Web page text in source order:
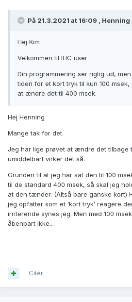
På 21.3.2021 at 16:09 , Henning
Hej Kim
Velkommen til IHC user
Din programmering ser rigtig ud,
tiden for et kort tryk til kun 100
at ændre det til 400 msek.
Hej Henning
Mange tak for det.
Jeg har lige prøvet at ændre det tilbage
umiddelbart virker det så.
Grunden til at jeg har sat den til 100
til de standard 400 msek, så skal jeg
at den tænder. (Altså bare ganske kort)
jeg opfatter som et ‘kort tryk’ reagere
irriterende synes jeg. Men med 100
åbenbart ikke...
Citér